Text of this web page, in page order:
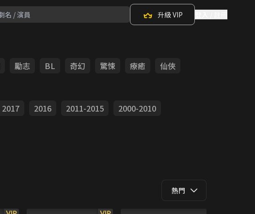
升級 VIP
勵志 BL 奇幻 驚悚 療癒
仙俠
2017 2016 2011-2015
2000-2010
熱門